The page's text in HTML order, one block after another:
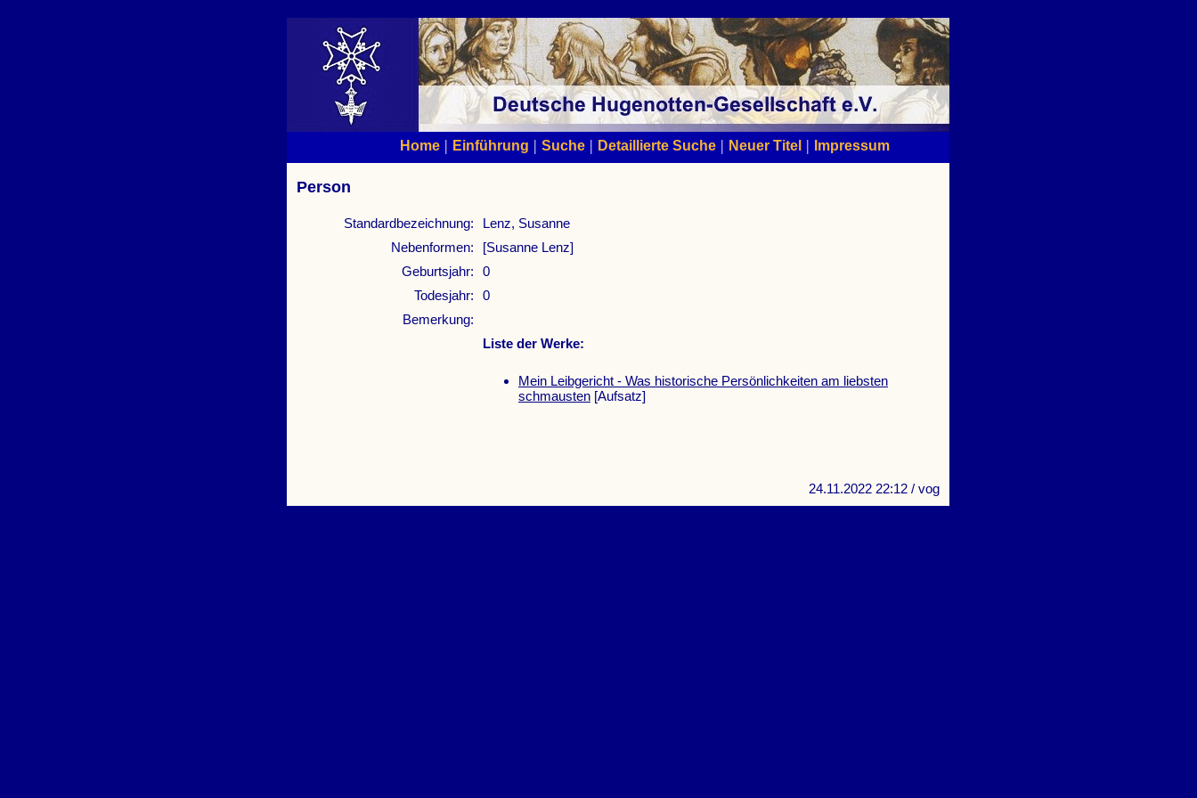
Home | Einführung | Suche | Detaillierte Suche | Neuer Titel | Impressum
Person
Standardbezeichnung:
Lenz, Susanne
Nebenformen:
[Susanne Lenz]
Geburtsjahr:
0
Todesjahr:
0
Bemerkung:
Liste der Werke:
Mein Leibgericht - Was historische Persönlichkeiten am liebsten
schmausten [Aufsatz]
24.11.2022 22:12 / vog